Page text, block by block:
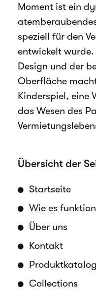
Moment ist ein
speziell für den
entwickelt wurde.
Design und der
Oberfläche
Kinderspiel, eine
das Wesen des
Übersicht der
Startseite
Wie es
Über uns
Kontakt
Produktkatalog
Collections